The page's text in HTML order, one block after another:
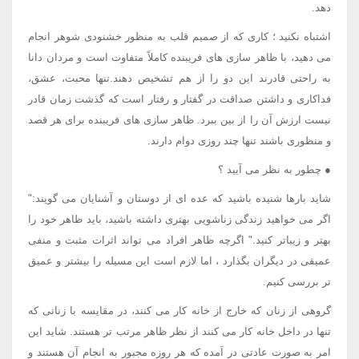
دهد.
اشتباه نکنید ؛ کاری که از صمیم قلب به منظور خشنودی شوهر انجام
می دهید، با ظاهر سازی های فریبنده کاملاً متفاوت است و مردان دانا
به راحتی قادرند این دو را از هم تشخیص دهند.تنها محبت، عشق،
فداکاری و داشتن صداقت در گفتار و رفتار است که گذشت زمان قادر
نیست ارزش آن را از بین ببرد. ظاهر سازی های فریبنده برای هر قصد
و منظوری باشند تنها چند روزی دوام دارند.
● چطور به نظر می آیید ؟
شاید بارها شنیده باشید که عده ای از دوستان و آشنایان می گویند:"
اگر می خواهید زندگی زناشویی بهتری داشته باشید، باید ظاهر خود را
بهتر و زیباتر کنید." اگرچه ظاهر افراد می تواند اثرات مثبت و منفی
عمیقی در دیگران بگذارد ، اما لازم است این مسیله را بیشتر و عمیق
تر بررسی کنیم.
گروهی از زنان که خارج از خانه کار می کنند، در مقایسه با زنانی که
تنها در داخل خانه کار می کنند از نظر ظاهر مرتب تر هستند. شاید این
امر به صورت عادتی در آمده که هر روزه مجبور به انجام آن هستند و